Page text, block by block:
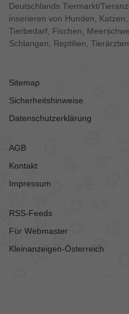
Deutschlands Tiermarkt/
inserieren von Hunden,
Tierbedarf, Fischen,
Schlangen, Reptilien, Tierärzten
Sitemap
Sicherheitshinweise
Datenschutzerklärung
AGB
Kontakt
Impressum
RSS-Feeds
Für Webmaster
Kleinanzeigen-Österreich